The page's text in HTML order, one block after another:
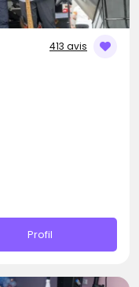
413 avis
Profil